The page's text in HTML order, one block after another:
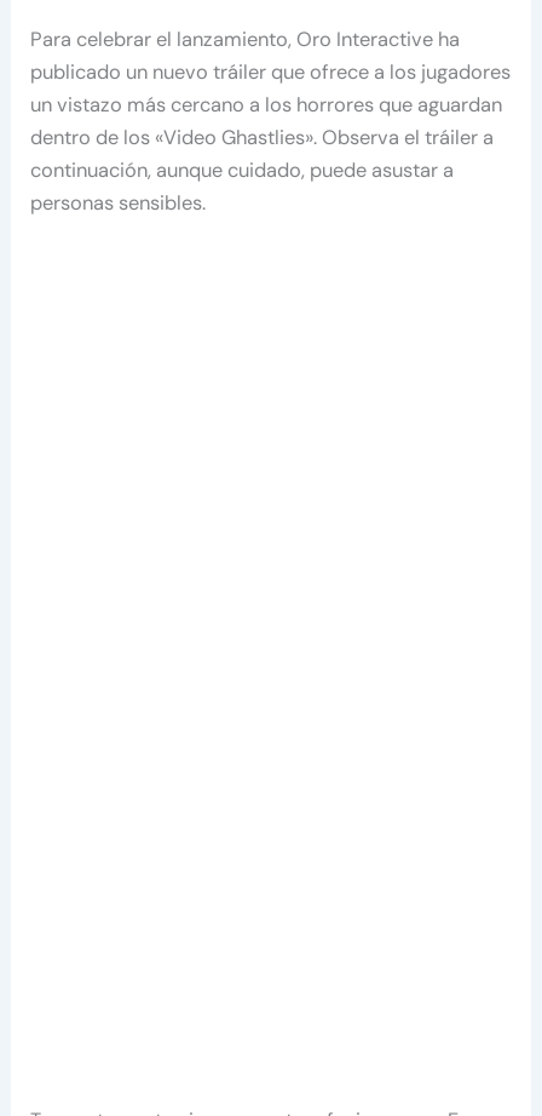
Para celebrar el lanzamiento, Oro Interactive ha
publicado un nuevo tráiler que ofrece a los jugadores
un vistazo más cercano a los horrores que aguardan
dentro de los «Video Ghastlies». Observa el tráiler a
continuación, aunque cuidado, puede asustar a
personas sensibles.